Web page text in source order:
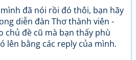
đã nói rồi đó thôi, bạn hãy
diễn đàn Thơ thành viên -
chủ đề cũ mà bạn thấy phù
lên bằng các reply của mình.